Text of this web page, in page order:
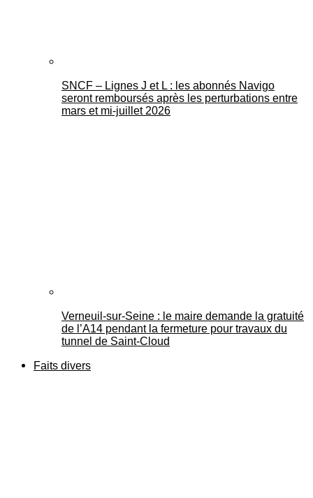
SNCF – Lignes J et L : les abonnés Navigo
seront remboursés après les perturbations entre
mars et mi-juillet 2026
Verneuil-sur-Seine : le maire demande la gratuité
de l’A14 pendant la fermeture pour travaux du
tunnel de Saint-Cloud
Faits divers